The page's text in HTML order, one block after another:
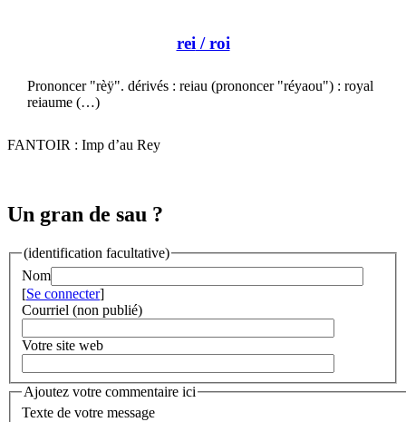
rei / roi
Prononcer "rèÿ". dérivés : reiau (prononcer "réyaou") : royal
reiaume (…)
FANTOIR : Imp d’au Rey
Un gran de sau ?
(identification facultative)
Nom
[Se connecter]
Courriel (non publié)
Votre site web
Ajoutez votre commentaire ici
Texte de votre message